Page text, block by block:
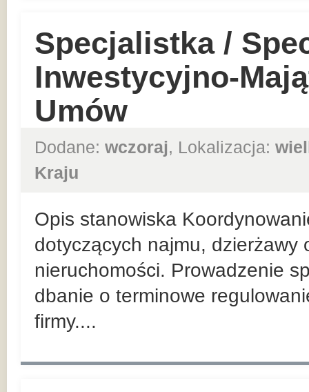
Specjalistka /
Inwestycyjno-
Umów
Dodane: wczoraj, Lokalizacja:
Kraju
Opis stanowiska
dotyczących najmu, dzierżawy
nieruchomości. Prowadzenie
dbanie o terminowe
firmy....